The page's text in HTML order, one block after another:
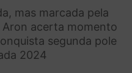
mas marcada pela
acerta momento
segunda pole
2024